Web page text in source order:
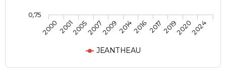
JEANTHEAU
20002001200520072009201420162017201920202024
0,75